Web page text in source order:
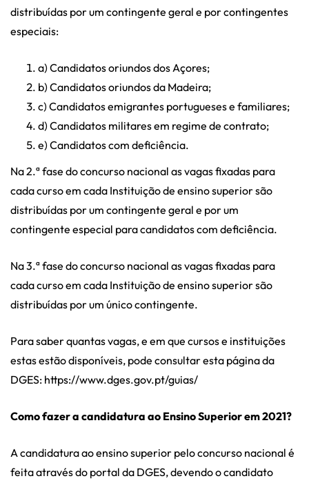
distribuídas por um contingente geral e por contingentes
especiais:
a) Candidatos oriundos dos Açores;
b) Candidatos oriundos da Madeira;
c) Candidatos emigrantes portugueses e familiares;
d) Candidatos militares em regime de contrato;
e) Candidatos com deficiência.
Na 2.ª fase do concurso nacional as vagas fixadas para
cada curso em cada Instituição de ensino superior são
distribuídas por um contingente geral e por um
contingente especial para candidatos com deficiência.
Na 3.ª fase do concurso nacional as vagas fixadas para
cada curso em cada Instituição de ensino superior são
distribuídas por um único contingente.
Para saber quantas vagas, e em que cursos e instituições
estas estão disponíveis, pode consultar esta página da
DGES: https://www.dges.gov.pt/guias/
Como fazer a candidatura ao Ensino Superior em 2021?
A candidatura ao ensino superior pelo concurso nacional é
feita através do portal da DGES, devendo o candidato